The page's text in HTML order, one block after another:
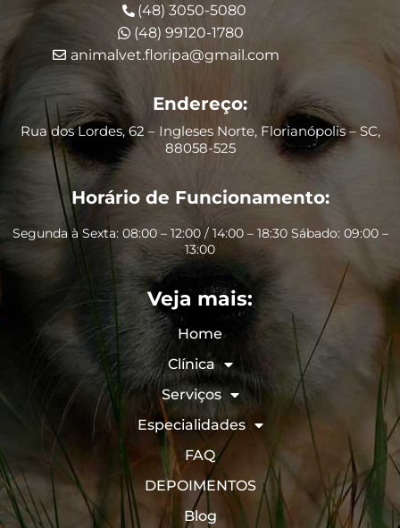
(48) 3050-5080
(48) 99120-1780
animalvet.floripa@gmail.com
Endereço:
Rua dos Lordes, 62 – Ingleses Norte, Florianópolis – SC,
88058-525
Horário de Funcionamento:
Segunda à Sexta: 08:00 – 12:00 / 14:00 – 18:30 Sábado: 09:00 –
13:00
Veja mais:
Home
Clínica
Serviços
Especialidades
FAQ
DEPOIMENTOS
Blog